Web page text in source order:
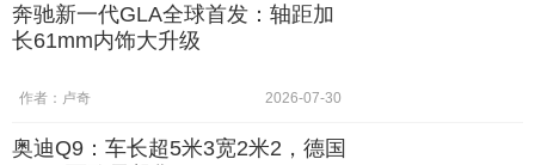
奔驰新一代GLA全球首发：轴距加
长61mm内饰大升级
作者：卢奇 2026-07-30
奥迪Q9：车长超5米3宽2米2，德国